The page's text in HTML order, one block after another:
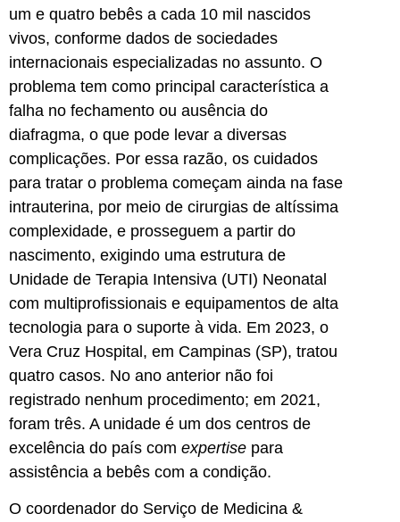
um e quatro bebês a cada 10 mil nascidos
vivos, conforme dados de sociedades
internacionais especializadas no assunto. O
problema tem como principal característica a
falha no fechamento ou ausência do
diafragma, o que pode levar a diversas
complicações. Por essa razão, os cuidados
para tratar o problema começam ainda na fase
intrauterina, por meio de cirurgias de altíssima
complexidade, e prosseguem a partir do
nascimento, exigindo uma estrutura de
Unidade de Terapia Intensiva (UTI) Neonatal
com multiprofissionais e equipamentos de alta
tecnologia para o suporte à vida. Em 2023, o
Vera Cruz Hospital, em Campinas (SP), tratou
quatro casos. No ano anterior não foi
registrado nenhum procedimento; em 2021,
foram três. A unidade é um dos centros de
excelência do país com expertise para
assistência a bebês com a condição.
O coordenador do Serviço de Medicina &